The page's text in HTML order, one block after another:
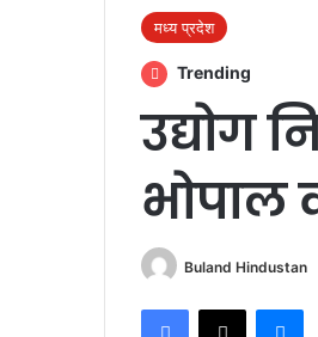
मध्य प्रदेश
Trending
उद्योग
भोपाल
Buland Hindustan
Facebook
X